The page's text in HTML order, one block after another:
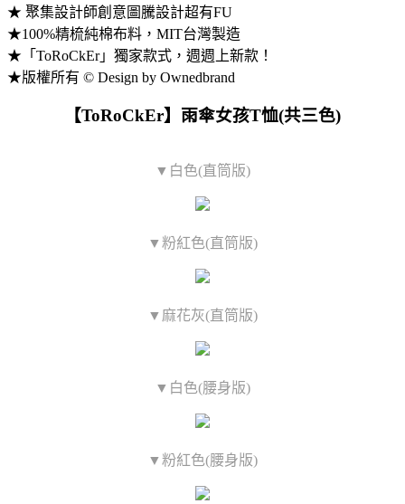
★ 聚集設計師創意圖騰設計超有FU
★100%精梳純棉布料，MIT台灣製造
★「ToRoCkEr」獨家款式，週週上新款！
★版權所有 © Design by Ownedbrand
【ToRoCkEr】雨傘女孩T恤(共三色)
▼白色(直筒版)
▼粉紅色(直筒版)
▼麻花灰(直筒版)
▼白色(腰身版)
▼粉紅色(腰身版)